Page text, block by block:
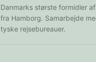
Danmarks største formidler
fra Hamborg. Samarbejde
tyske rejsebureauer.